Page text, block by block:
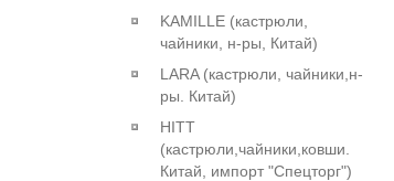
KAMILLE (кастрюли,
чайники, н-ры, Китай)
LARA (кастрюли, чайники,н-
ры. Китай)
HITT
(кастрюли,чайники,ковши.
Китай, импорт "Спецторг")